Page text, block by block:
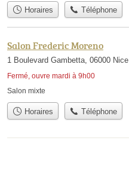
Horaires Téléphone
Salon Frederic Moreno
1 Boulevard Gambetta, 06000 Nice
Fermé, ouvre mardi à 9h00
Salon mixte
Horaires Téléphone